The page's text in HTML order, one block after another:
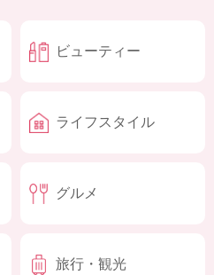
ビューティー
ライフスタイル
グルメ
旅行・観光